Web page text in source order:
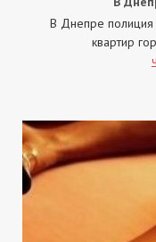
В Днепре
квартир